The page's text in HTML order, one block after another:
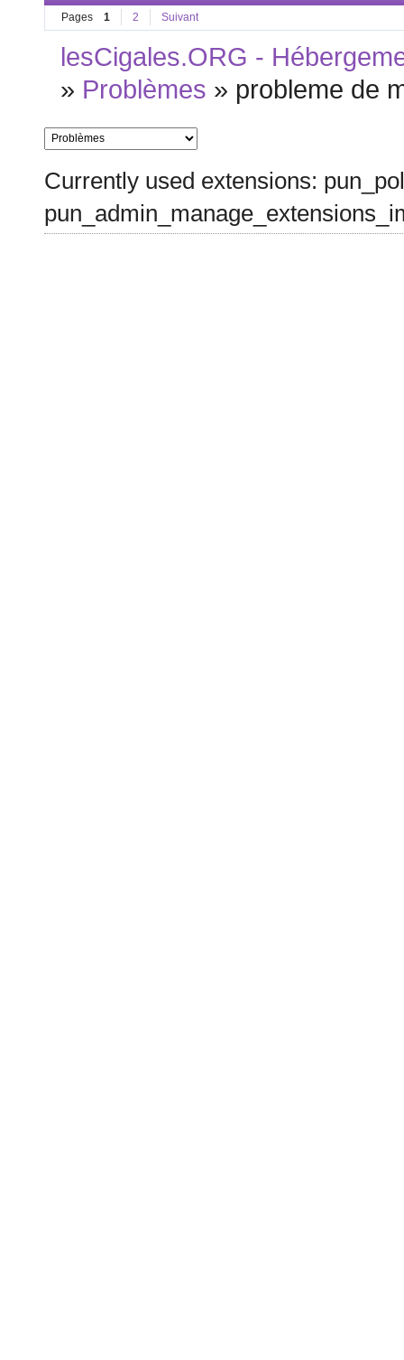
Pages 1 2 Suivant
lesCigales.ORG -
» Problèmes » probleme de
Currently used extensions: